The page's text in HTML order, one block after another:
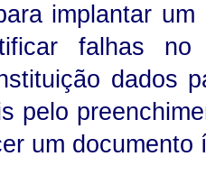
implantar
falhas
dados
pelo
um